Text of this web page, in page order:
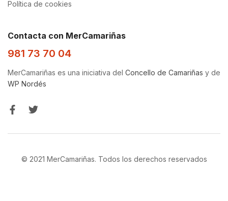
Política de cookies
Contacta con MerCamariñas
981 73 70 04
MerCamariñas es una iniciativa del Concello de Camariñas y de
WP Nordés
© 2021 MerCamariñas. Todos los derechos reservados